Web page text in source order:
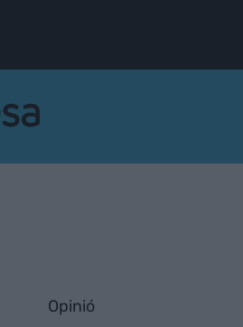
Opinió